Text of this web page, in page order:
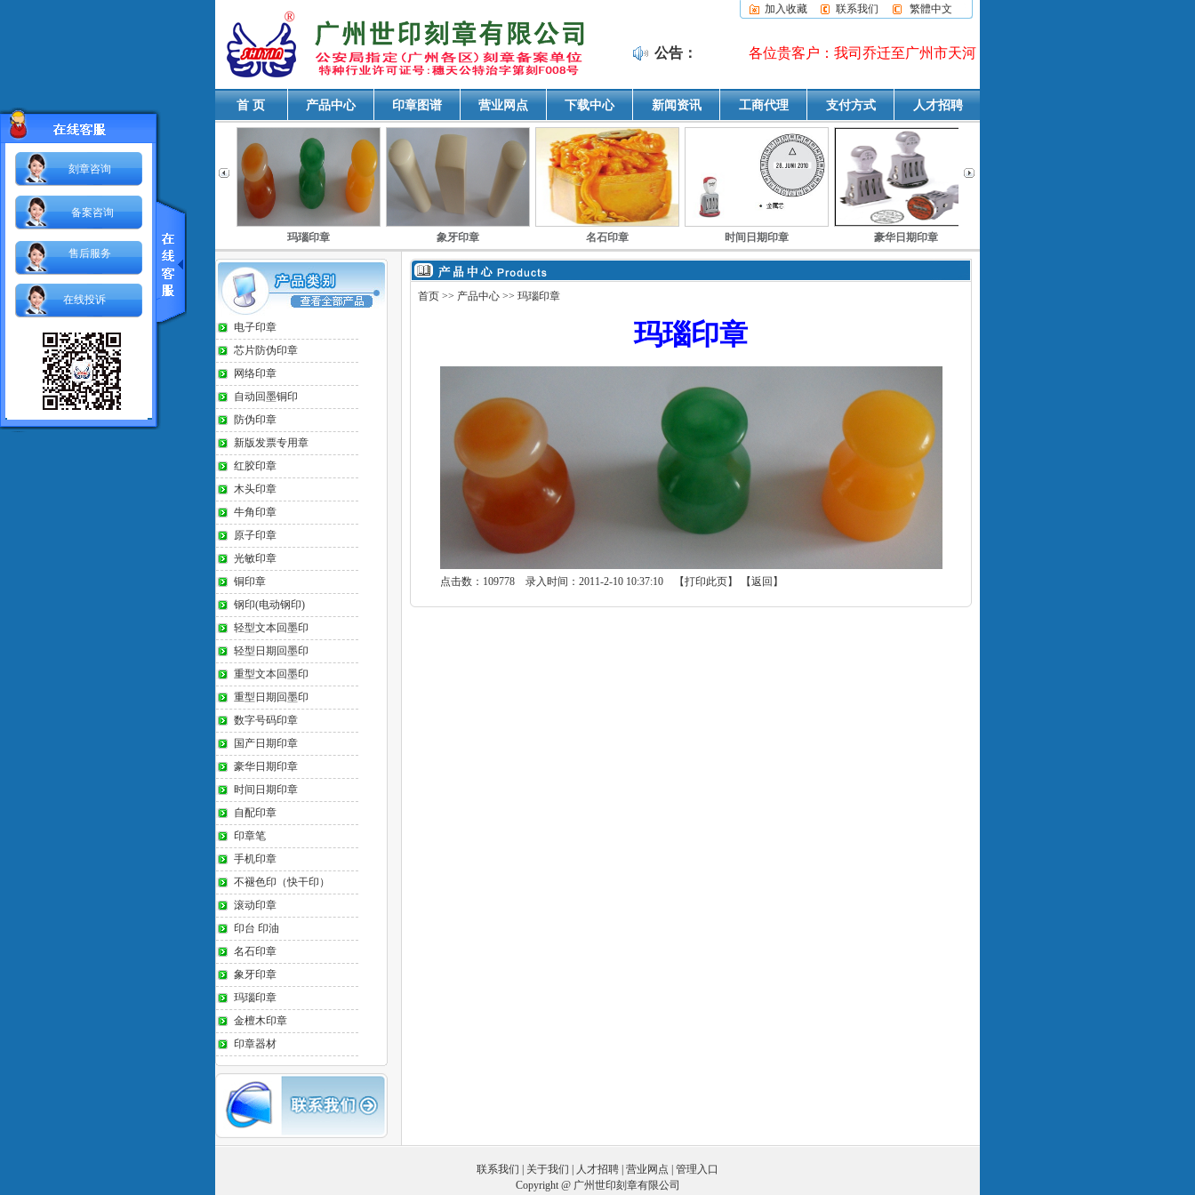
加入收藏 联系我们 繁體中文
公告： 各位贵客户：我司乔迁至广州市天河区五山路141号之二尚德大厦
首 页 产品中心 印章图谱 营业网点 下载中心 新闻资讯 工商代理 支付方式 人才招聘
自动回墨铜印 玛瑙印章 象牙印章 名石印章 时间日期印章 豪华日期印章
电子印章
芯片防伪印章
网络印章
自动回墨铜印
防伪印章
新版发票专用章
红胶印章
木头印章
牛角印章
原子印章
光敏印章
铜印章
钢印(电动钢印)
轻型文本回墨印
轻型日期回墨印
重型文本回墨印
重型日期回墨印
数字号码印章
国产日期印章
豪华日期印章
时间日期印章
自配印章
印章笔
手机印章
不褪色印（快干印）
滚动印章
印台 印油
名石印章
象牙印章
玛瑙印章
金檀木印章
印章器材
首页 >> 产品中心 >> 玛瑙印章
玛瑙印章
点击数：109778 录入时间：2011-2-10 10:37:10 【打印此页】 【返回 】
联系我们 关于我们 人才招聘 营业网点
管理入口
Copyright @ 广州世印刻章有限公司
刻章咨询
备案咨询
售后服务
在线投诉